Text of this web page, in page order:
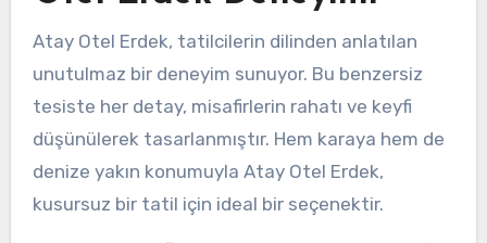
Atay Otel Erdek, tatilcilerin dilinden anlatılan
unutulmaz bir deneyim sunuyor. Bu benzersiz
tesiste her detay, misafirlerin rahatı ve keyfi
düşünülerek tasarlanmıştır. Hem karaya hem de
denize yakın konumuyla Atay Otel Erdek,
kusursuz bir tatil için ideal bir seçenektir.